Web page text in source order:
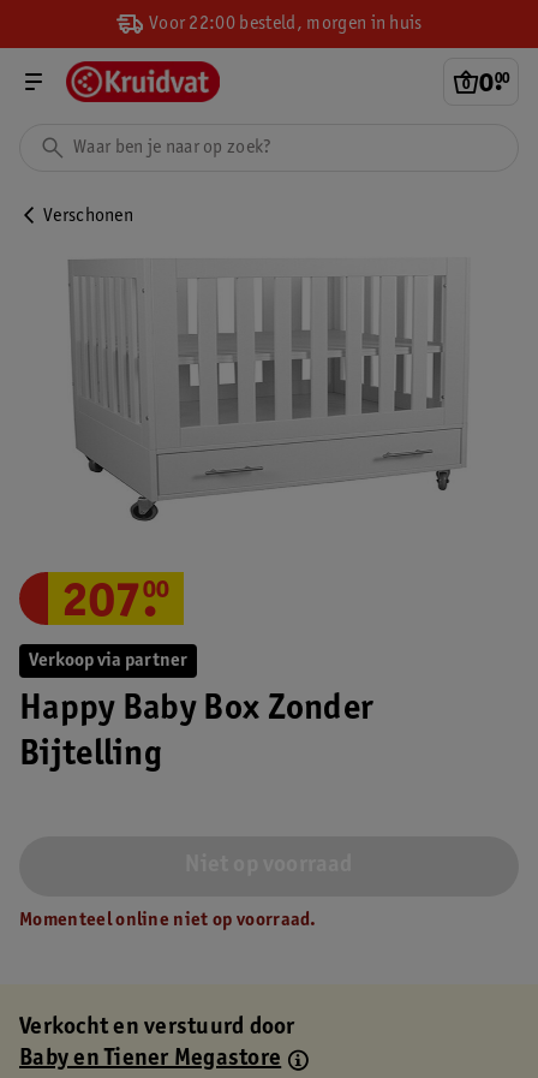
Voor 22:00 besteld, morgen in huis
0.
00
Verschonen
Verkoop via partner
Happy Baby Box Zonder
Bijtelling
207.
00
Momenteel online niet op voorraad.
Verkocht en verstuurd door
Baby en Tiener Megastore